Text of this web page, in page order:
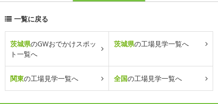
一覧に戻る
茨城県のGWおでかけスポッ
ト一覧へ
茨城県の工場見学一覧へ
関東の工場見学一覧へ 全国の工場見学一覧へ